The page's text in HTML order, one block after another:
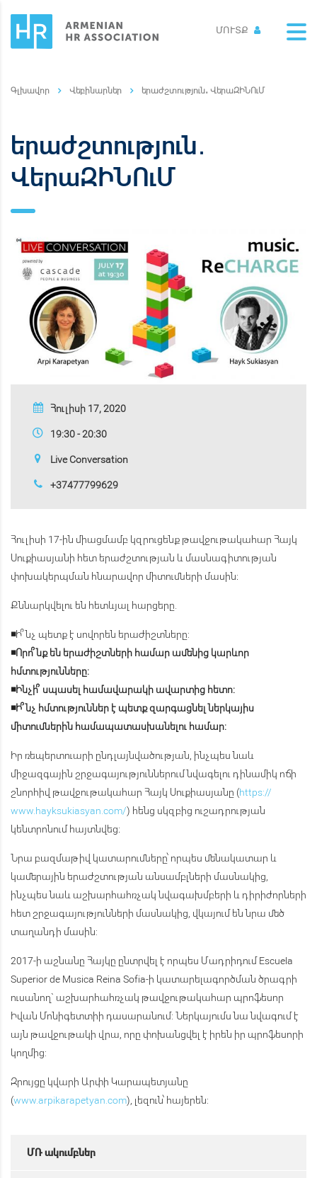
ՄՈՒՏՔ
Վեբինարներ երաժշտություն․ ՎերաԶԻՆՈւՄ
երաժշտություն․
ՎերաԶԻՆՈւՄ
Հուլիսի 17, 2020
19:30 - 20:30
Live Conversation
+37477799629
Հուլիսի 17-ին միացմամբ կզրուցենք թավջութակահար Հայկ
Սուքիասյանի հետ երաժշտության և մասնագիտության
փոխակերպման հնարավոր միտումների մասին։
Քննարկվելու են հետևյալ հարցերը.
◾Ի՞նչ պետք է սովորեն երաժիշտները:
◾Որո՞նք են երաժիշտների համար ամենից կարևոր
հմտությունները:
◾Ինչի՞ սպասել համավարակի ավարտից հետո:
◾Ի՞նչ հմտություններ է պետք զարգացնել ներկայիս
միտումներին համապատասխանելու համար:
Իր ռեպերտուարի ընդլայնվածության, ինչպես նաև
միջազգային շրջագայություններում նվագելու դինամիկ ոճի
շնորհիվ թավջութակահար Հայկ Սուքիասյանը (https://
www.hayksukiasyan.com/) հենց սկզբից ուշադրության
կենտրոնում հայտնվեց։
Նրա բազմաթիվ կատարումները՝ որպես մենակատար և
կամերային երաժշտության անսամբլների մասնակից,
ինչպես նաև աշխարհահռչակ նվագախմբերի և դիրիժորների
հետ շրջագայությունների մասնակից, վկայում են նրա մեծ
տաղանդի մասին:
2017-ի աշնանը Հայկը ընտրվել է որպես Մադրիդում Escuela
Superior de Musica Reina Sofia-ի կատարելագործման ծրագրի
ուսանող` աշխարհահռչակ թավջութակահար պրոֆեսոր
Իվան Մոնիգետտիի դասարանում: Ներկայումս նա նվագում է
այն թավջութակի վրա, որը փոխանցվել է իրեն իր պրոֆեսորի
կողմից:
Զրույցը կվարի Արփի Կարապետյանը
(www.arpikarapetyan.com), լեզուն՝ հայերեն:
ՄՌ ակումբներ